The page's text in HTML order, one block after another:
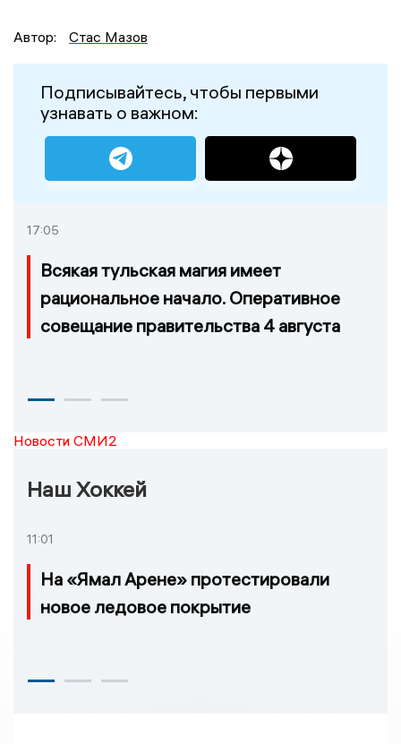
Автор: Стас Мазов
Подписывайтесь, чтобы первыми
узнавать о важном:
17:05
Всякая тульская магия имеет
рациональное начало. Оперативное
совещание правительства 4 августа
Новости СМИ2
Наш Хоккей
11:01
На «Ямал Арене» протестировали
новое ледовое покрытие